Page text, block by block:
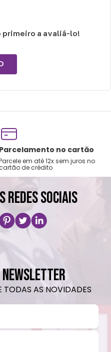
primeiro a avaliá-lo!
Parcelamento no cartão
em até 12x sem juros no
cartão de crédito
REDES SOCIAIS
TODAS AS NOVIDADES